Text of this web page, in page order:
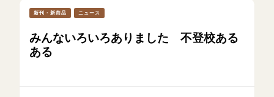
新刊・新商品 ニュース
みんないろいろありました 不登校ある
ある